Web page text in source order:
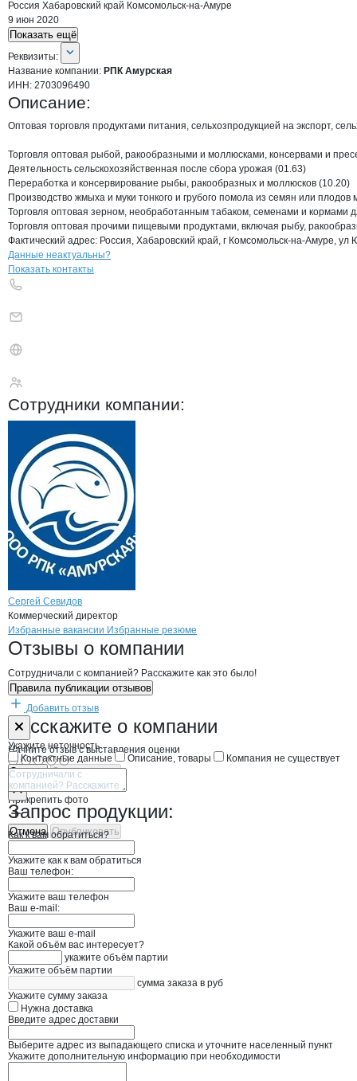
Россия Хабаровский край Комсомольск-на-Амуре
9 июн 2020
Показать ещё
О компании
Реквизиты
Реквизиты:
Название компании: РПК Амурская
ИНН: 2703096490
Описание:
Оптовая торговля продуктами питания, сельхозпродукцией на экспорт,
Торговля оптовая рыбой, ракообразными и моллюсками, консервами и
Деятельность сельскохозяйственная после сбора урожая (01.63)
Переработка и консервирование рыбы, ракообразных и моллюсков (10.20)
Производство жмыха и муки тонкого и грубого помола из семян или плодов
Торговля оптовая зерном, необработанным табаком, семенами и кормами
Торговля оптовая прочими пищевыми продуктами, включая рыбу,
Фактический адрес: Россия, Хабаровский край, г Комсомольск-на-Амуре,
Контактыкомпании
+7(800)000-00-..
Данные неактуальны?
Показать контакты
Сотрудники компании:
Сергей Севидов
Коммерческий директор
Брендыкомпани РПК Амурская
Вакансии вРПК Амурская
Избранные вакансии Избранные резюме
Новости oРПК Амурская, ООО
Отзывы о компании
Сотрудничали с компанией? Расскажите как это было!
Правила публикации отзывов
Добавить отзыв
Расскажите о компании
Начните отзыв с выставления оценки
Прикрепить фото
Отмена Опубликовать
Форма обратной связи о неточностях
Укажите неточность
Контактные данные
Описание, товары Компания не существует
Отмена Опубликовать
Запрос продукции:
Как к вам обратиться?
Укажите как к вам обратиться
Ваш телефон:
Укажите ваш телефон
Ваш e-mail:
Укажите ваш e-mail
Какой объём вас интересует?
укажите объём партии
Укажите объём партии
сумма заказа в руб
Укажите сумму заказа
Нужна доставка
Введите адрес доставки
Выберите адрес из выпадающего списка и уточните населенный пункт
Укажите дополнительную информацию при необходимости